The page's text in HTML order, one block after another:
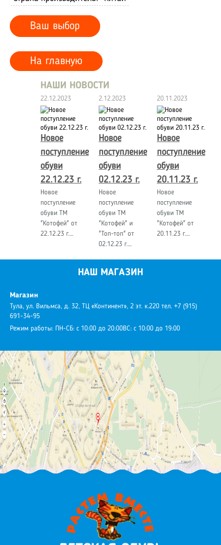
Ваш выбор
На главную
НАШИ НОВОСТИ
22.12.2023
Новое
поступление
обуви
22.12.23 г.
Новое
поступление
обуви ТМ
"Котофей" от
22.12.23 г.…
2.12.2023
Новое
поступление
обуви
02.12.23 г.
Новое
поступление
обуви ТМ
"Котофей" и
"Топ-топ" от
02.12.23 г.…
20.11.2023
Новое
поступление
обуви
20.11.23 г.
Новое
поступление
обуви ТМ
"Котофей" от
20.11.23 г.…
НАШ МАГАЗИН
Магазин
Тула, ул. Вильмса, д. 32, ТЦ «Континент», 2 эт. к.220 тел. +7 (915)
691-34-95
Режим работы: ПН-СБ: с 10:00 до 20:00ВС: с 10:00 до 19:00